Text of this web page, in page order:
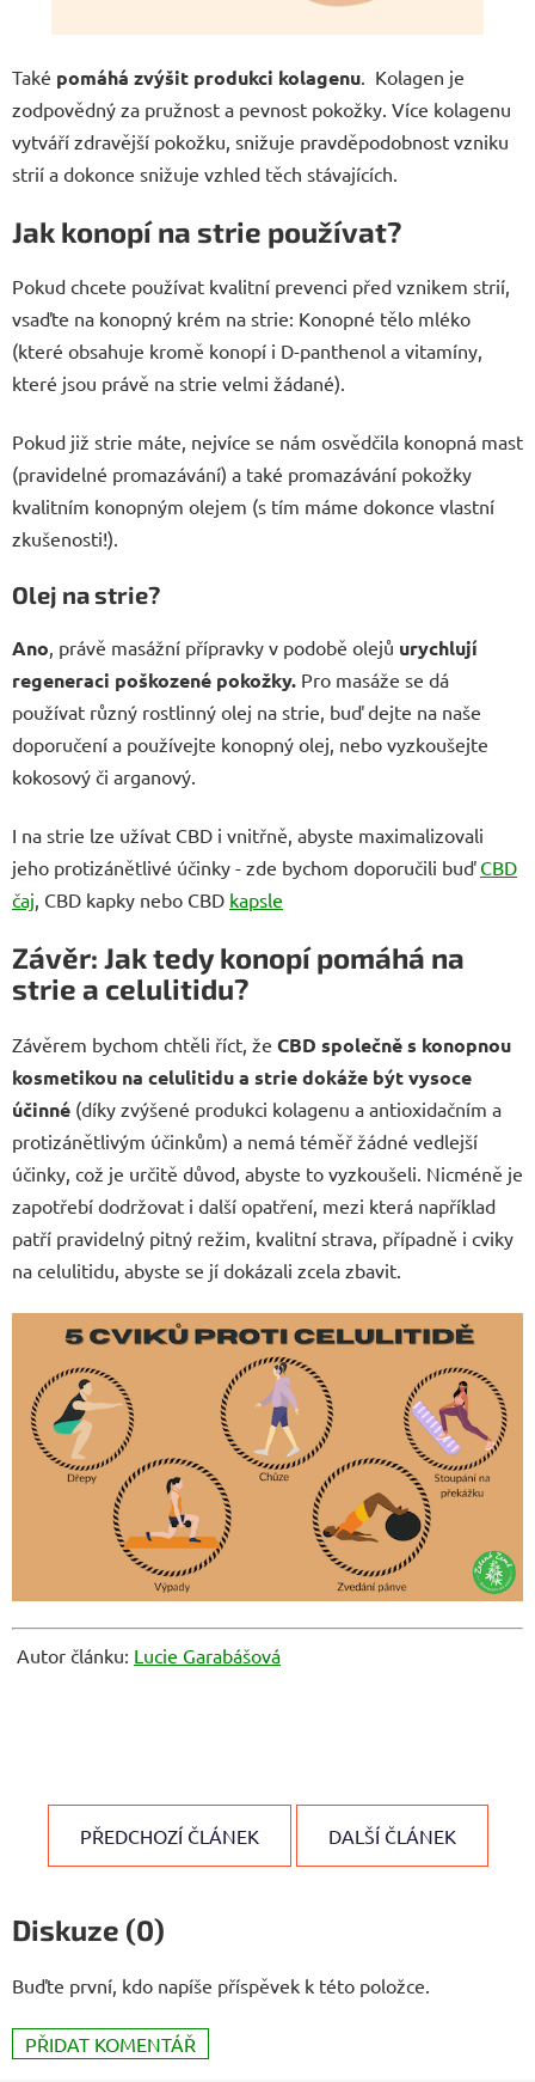
Také pomáhá zvýšit produkci kolagenu . Kolagen je
zodpovědný za pružnost a pevnost pokožky. Více kolagenu
vytváří zdravější pokožku, snižuje pravděpodobnost vzniku
strií a dokonce snižuje vzhled těch stávajících.
Jak konopí na strie používat?
Pokud chcete používat kvalitní prevenci před vznikem strií,
vsaďte na konopný krém na strie: Konopné tělo mléko
(které obsahuje kromě konopí i D-panthenol a vitamíny,
které jsou právě na strie velmi žádané).
Pokud již strie máte, nejvíce se nám osvědčila konopná mast
(pravidelné promazávání) a také promazávání pokožky
kvalitním konopným olejem (s tím máme dokonce vlastní
zkušenosti!).
Olej na strie?
Ano, právě masážní přípravky v podobě olejů urychlují
regeneraci poškozené pokožky. Pro masáže se dá
používat různý rostlinný olej na strie, buď dejte na naše
doporučení a používejte konopný olej, nebo vyzkoušejte
kokosový či arganový.
I na strie lze užívat CBD i vnitřně, abyste maximalizovali
jeho protizánětlivé účinky - zde bychom doporučili buď CBD
čaj, CBD kapky nebo CBD kapsle
Závěr: Jak tedy konopí pomáhá na
strie a celulitidu?
Závěrem bychom chtěli říct, že CBD společně s konopnou
kosmetikou na celulitidu a strie dokáže být vysoce
účinné (díky zvýšené produkci kolagenu a antioxidačním a
protizánětlivým účinkům) a nemá téměř žádné vedlejší
účinky, což je určitě důvod, abyste to vyzkoušeli. Nicméně je
zapotřebí dodržovat i další opatření, mezi která například
patří pravidelný pitný režim, kvalitní strava, případně i cviky
na celulitidu, abyste se jí dokázali zcela zbavit.
Autor článku: Lucie Garabášová
PŘEDCHOZÍ ČLÁNEK DALŠÍ ČLÁNEK
Diskuze (0)
Buďte první, kdo napíše příspěvek k této položce.
PŘIDAT KOMENTÁŘ